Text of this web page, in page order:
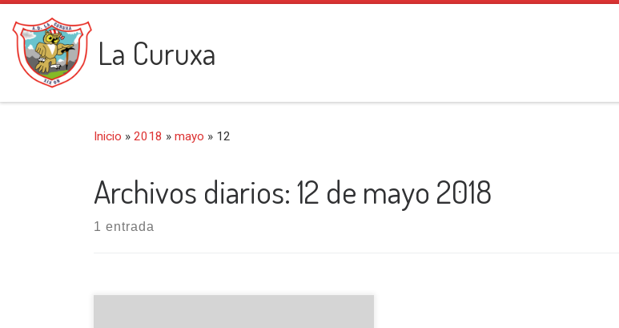
Saltar al contenido
La Curuxa
Inicio » 2018 » mayo » 12
Archivos diarios: 12 de mayo 2018
1 entrada